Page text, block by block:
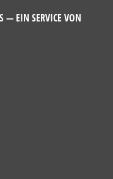
— EIN SERVICE VON